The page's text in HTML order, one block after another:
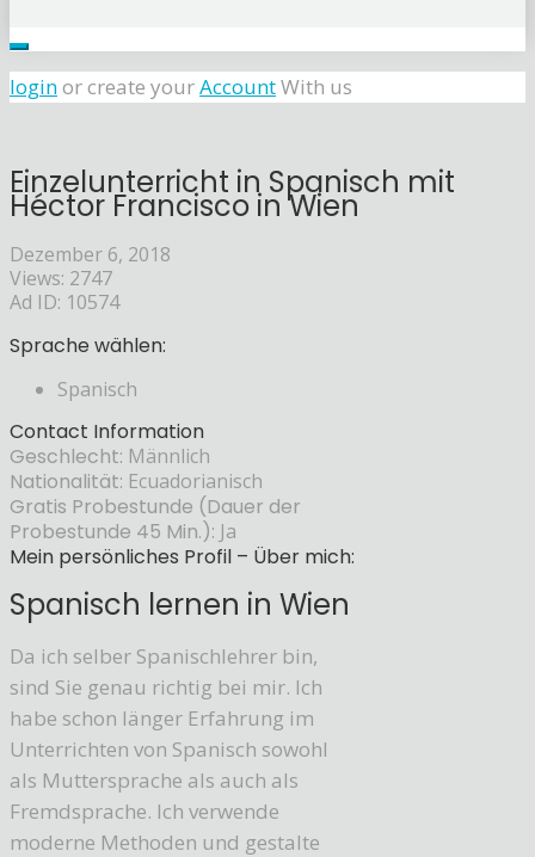
loginor create yourAccountWith us
Einzelunterricht in Spanisch mit
Héctor Francisco in Wien
Dezember 6, 2018
Views: 2747
Ad ID: 10574
Sprache wählen:
Spanisch
Contact Information
Geschlecht: Männlich
Nationalität: Ecuadorianisch
Gratis Probestunde (Dauer der
Probestunde 45 Min.): Ja
Mein persönliches Profil – Über mich:
Spanisch lernen in Wien
Da ich selber Spanischlehrer bin,
sind Sie genau richtig bei mir. Ich
habe schon länger Erfahrung im
Unterrichten von Spanisch sowohl
als Muttersprache als auch als
Fremdsprache. Ich verwende
moderne Methoden und gestalte